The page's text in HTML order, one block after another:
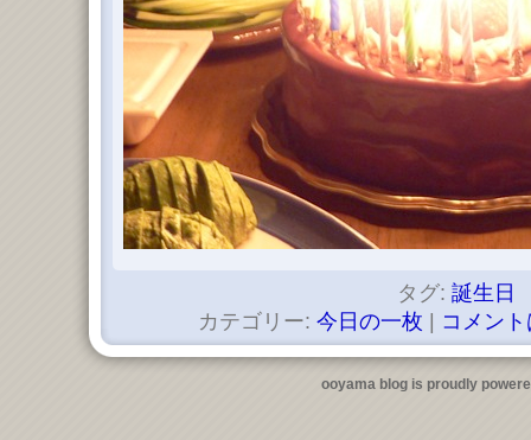
タグ: 誕生日
カテゴリー: 今日の一枚 コメン
ooyama blog is proudly